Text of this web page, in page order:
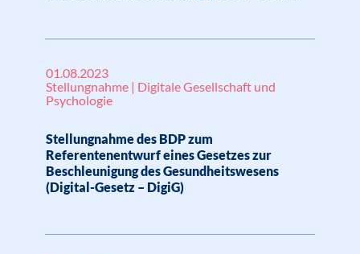
01.08.2023
Stellungnahme | Digitale Gesellschaft und
Psychologie
Stellungnahme des BDP zum
Referentenentwurf eines Gesetzes zur
Beschleunigung des Gesundheitswesens
(Digital-Gesetz – DigiG)